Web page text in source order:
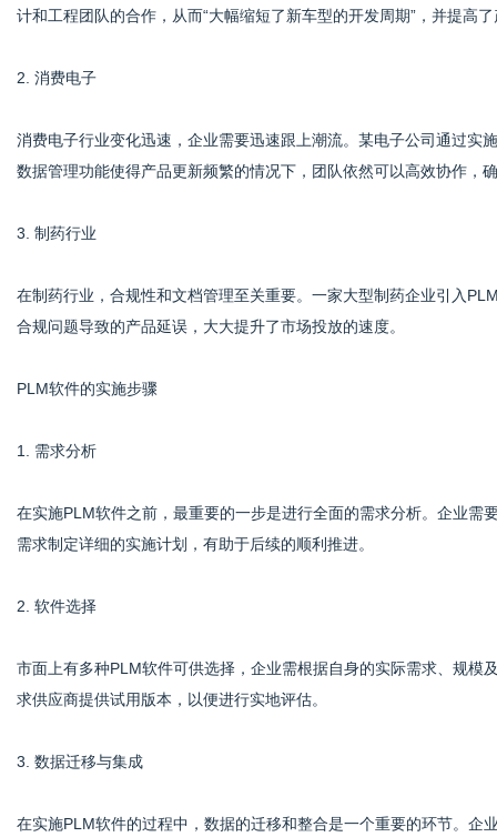
计和工程团队的合作，从而“大幅缩短了新车型的开发周期”，并提高
2. 消费电子
消费电子行业变化迅速，企业需要迅速跟上潮流。某电子公司通过实
数据管理功能使得产品更新频繁的情况下，团队依然可以高效协作，
3. 制药行业
在制药行业，合规性和文档管理至关重要。一家大型制药企业引入
合规问题导致的产品延误，大大提升了市场投放的速度。
PLM软件的实施步骤
1. 需求分析
在实施PLM软件之前，最重要的一步是进行全面的需求分析。企业
需求制定详细的实施计划，有助于后续的顺利推进。
2. 软件选择
市面上有多种PLM软件可供选择，企业需根据自身的实际需求、规模
求供应商提供试用版本，以便进行实地评估。
3. 数据迁移与集成
在实施PLM软件的过程中，数据的迁移和整合是一个重要的环节。企